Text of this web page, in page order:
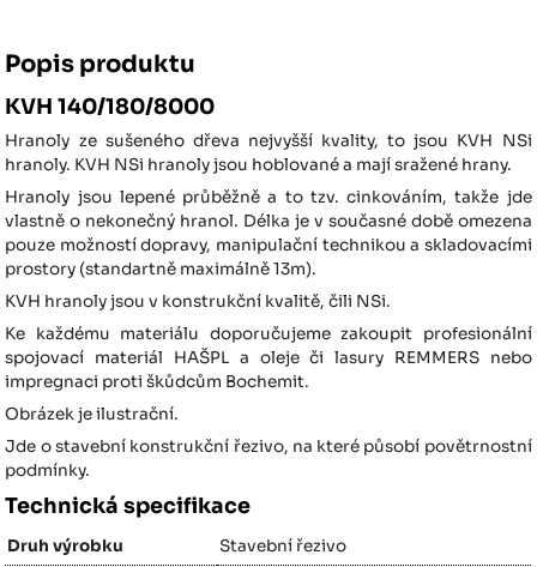
Popis produktu
KVH 140/180/8000
Hranoly ze sušeného dřeva nejvyšší kvality, to jsou KVH NSi
hranoly. KVH NSi hranoly jsou hoblované a mají sražené hrany.
Hranoly jsou lepené průběžně a to tzv. cinkováním, takže jde
vlastně o nekonečný hranol. Délka je v současné době omezena
pouze možností dopravy, manipulační technikou a skladovacími
prostory (standartně maximálně 13m).
KVH hranoly jsou v konstrukční kvalitě, čili NSi.
Ke každému materiálu doporučujeme zakoupit profesionální
spojovací materiál HAŠPL a oleje či lasury REMMERS nebo
impregnaci proti škůdcům Bochemit.
Obrázek je ilustrační.
Jde o stavební konstrukční řezivo, na které působí povětrnostní
podmínky.
Technická specifikace
Druh výrobku
Stavební řezivo